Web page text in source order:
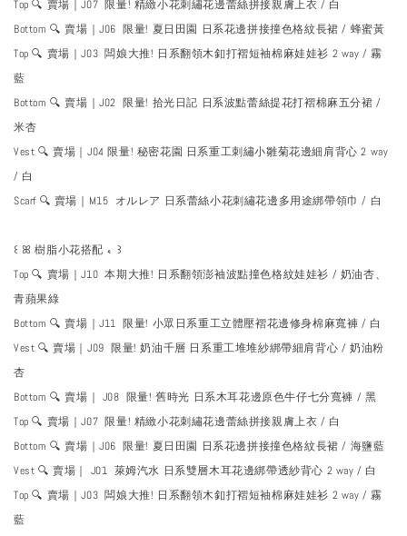
Top 🔍 賣場｜J07 限量! 精緻小花刺繡花邊蕾絲拼接親膚上衣 / 白
Bottom 🔍 賣場｜J06 限量! 夏日田園 日系花邊拼接撞色格紋長裙 / 蜂蜜黃
Top 🔍 賣場｜J03 闆娘大推! 日系翻領木釦打褶短袖棉麻娃娃衫 2 way / 霧
藍
Bottom 🔍 賣場｜J02 限量! 拾光日記 日系波點蕾絲提花打褶棉麻五分裙 /
米杏
Vest 🔍 賣場｜J04 限量! 秘密花園 日系重工刺繡小雛菊花邊細肩背心 2 way
/ 白
Scarf 🔍 賣場｜M15 オルレア 日系蕾絲小花刺繡花邊多用途綁帶領巾 / 白
꒰ ꕤ 樹脂小花搭配 𖾞 ꒱
Top 🔍 賣場｜J10 本期大推! 日系翻領澎袖波點撞色格紋娃娃衫 / 奶油杏、
青蘋果綠
Bottom 🔍 賣場｜J11 限量! 小眾日系重工立體壓褶花邊修身棉麻寬褲 / 白
Vest 🔍 賣場｜J09 限量! 奶油千層 日系重工堆堆紗綁帶細肩背心 / 奶油粉
杏
Bottom 🔍 賣場｜ J08 限量! 舊時光 日系木耳花邊原色牛仔七分寬褲 / 黑
Top 🔍 賣場｜J07 限量! 精緻小花刺繡花邊蕾絲拼接親膚上衣 / 白
Bottom 🔍 賣場｜J06 限量! 夏日田園 日系花邊拼接撞色格紋長裙 / 海鹽藍
Vest 🔍 賣場｜ J01 萊姆汽水 日系雙層木耳花邊綁帶透紗背心 2 way / 白
Top 🔍 賣場｜J03 闆娘大推! 日系翻領木釦打褶短袖棉麻娃娃衫 2 way / 霧
藍